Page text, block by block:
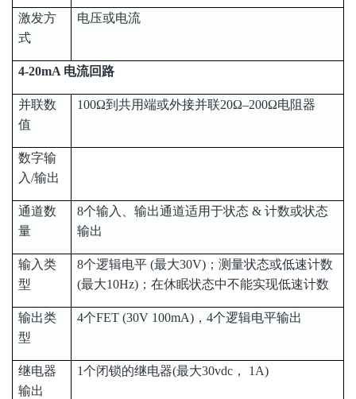
激发方
式
电压或电流
4-20mA 电流回路
并联数
值
100Ω到共用端或外接并联20Ω–200Ω电阻器
数字输
入/输出
通道数
量
8个输入、输出通道适用于状态 & 计数或状态
输出
输入类
型
8个逻辑电平 (最大30V)；测量状态或低速计数
(最大10Hz)；在休眠状态中不能实现低速计数
输出类
型
4个FET (30V 100mA)，4个逻辑电平输出
继电器
输出
1个闭锁的继电器(最大30vdc， 1A)